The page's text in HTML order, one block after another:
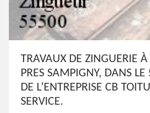
TRAVAUX DE ZINGUERIE
PRES SAMPIGNY, DANS
DE L’ENTREPRISE CB
SERVICE.